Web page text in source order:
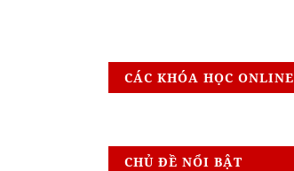
CÁC KHÓA HỌC ONLINE
CHỦ ĐỀ NỔI BẬT